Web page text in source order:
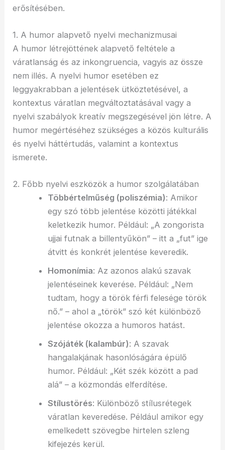
erősítésében.
1. A humor alapvető nyelvi mechanizmusai
A humor létrejöttének alapvető feltétele a
váratlanság és az inkongruencia, vagyis az össze
nem illés. A nyelvi humor esetében ez
leggyakrabban a jelentések ütköztetésével, a
kontextus váratlan megváltoztatásával vagy a
nyelvi szabályok kreatív megszegésével jön létre. A
humor megértéséhez szükséges a közös kulturális
és nyelvi háttértudás, valamint a kontextus
ismerete.
2. Főbb nyelvi eszközök a humor szolgálatában
Többértelműség (poliszémia): Amikor
egy szó több jelentése közötti játékkal
keletkezik humor. Például: „A zongorista
ujjai futnak a billentyűkön” – itt a „fut” ige
átvitt és konkrét jelentése keveredik.
Homonímia: Az azonos alakú szavak
jelentéseinek keverése. Például: „Nem
tudtam, hogy a török férfi felesége török
nő.” – ahol a „török” szó két különböző
jelentése okozza a humoros hatást.
Szójáték (kalambúr): A szavak
hangalakjának hasonlóságára épülő
humor. Például: „Két szék között a pad
alá” – a közmondás elferdítése.
Stílustörés: Különböző stílusrétegek
váratlan keveredése. Például amikor egy
emelkedett szövegbe hirtelen szleng
kifejezés kerül.